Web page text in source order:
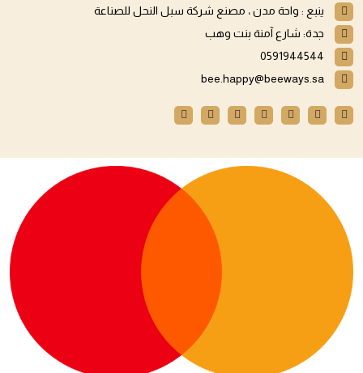
ينبع : واحة مدن ، مصنع شركة سبل النحل للصناعة
جدة: شارع آمنة بنت وهب
0591944544
bee.happy@beeways.sa